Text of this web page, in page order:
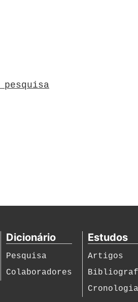
pesquisa
Dicionário
Pesquisa
Colaboradores
Estudos
Artigos